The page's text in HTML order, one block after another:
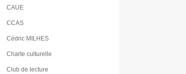
CAUE
CCAS
Cédric MILHES
Charte culturelle
Club de lecture